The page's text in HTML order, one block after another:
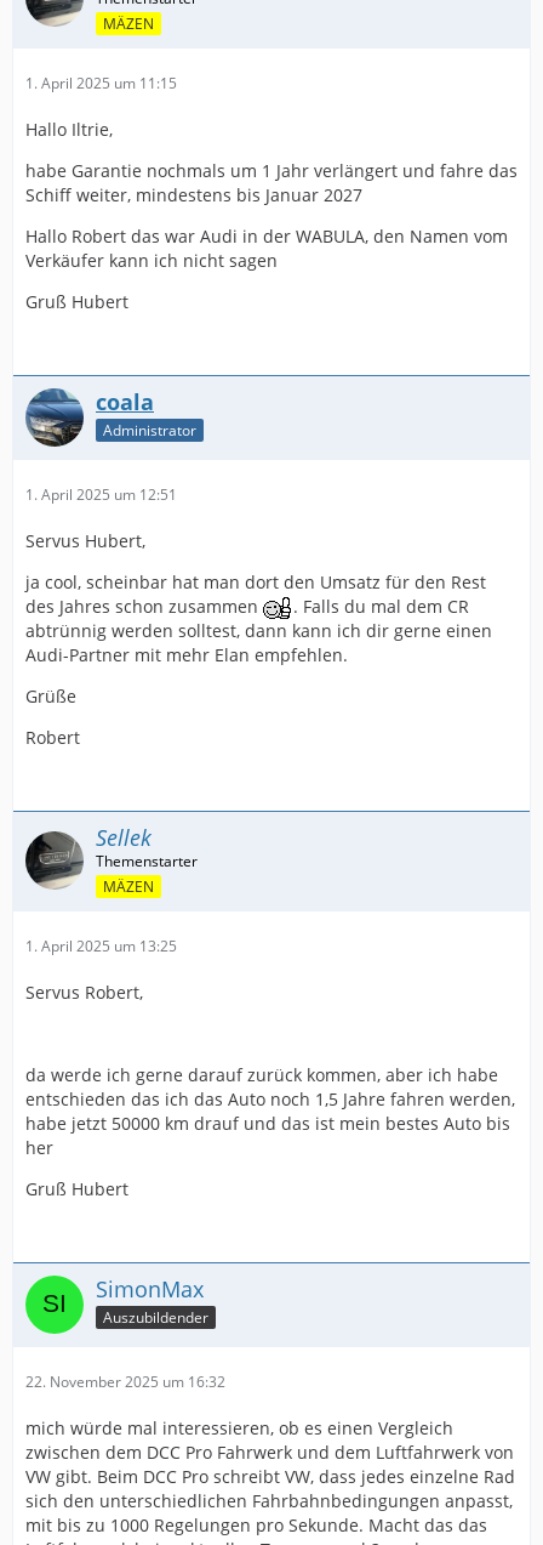
MÄZEN
1. April 2025 um 11:15
Hallo Iltrie,
habe Garantie nochmals um 1 Jahr verlängert und fahre das
Schiff weiter, mindestens bis Januar 2027
Hallo Robert das war Audi in der WABULA, den Namen vom
Verkäufer kann ich nicht sagen
Gruß Hubert
coala
Administrator
1. April 2025 um 12:51
Servus Hubert,
ja cool, scheinbar hat man dort den Umsatz für den Rest
des Jahres schon zusammen
. Falls du mal dem CR
abtrünnig werden solltest, dann kann ich dir gerne einen
Audi-Partner mit mehr Elan empfehlen.
Grüße
Robert
Sellek
MÄZEN
1. April 2025 um 13:25
Servus Robert,
da werde ich gerne darauf zurück kommen, aber ich habe
entschieden das ich das Auto noch 1,5 Jahre fahren werden,
habe jetzt 50000 km drauf und das ist mein bestes Auto bis
her
Gruß Hubert
SimonMax
Auszubildender
22. November 2025 um 16:32
mich würde mal interessieren, ob es einen Vergleich
zwischen dem DCC Pro Fahrwerk und dem Luftfahrwerk von
VW gibt. Beim DCC Pro schreibt VW, dass jedes einzelne Rad
sich den unterschiedlichen Fahrbahnbedingungen anpasst,
mit bis zu 1000 Regelungen pro Sekunde. Macht das das